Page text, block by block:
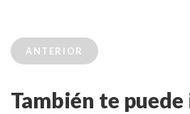
ANTERIOR
También te